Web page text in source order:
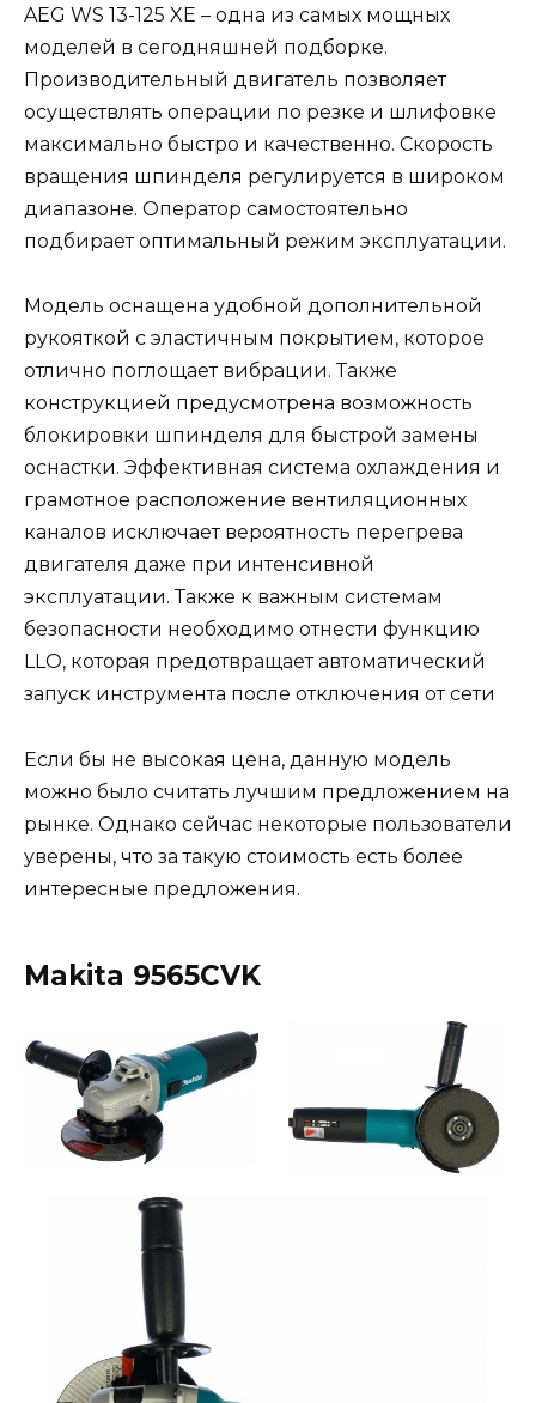
AEG WS 13-125 XE – одна из самых мощных
моделей в сегодняшней подборке.
Производительный двигатель позволяет
осуществлять операции по резке и шлифовке
максимально быстро и качественно. Скорость
вращения шпинделя регулируется в широком
диапазоне. Оператор самостоятельно
подбирает оптимальный режим эксплуатации.
Модель оснащена удобной дополнительной
рукояткой с эластичным покрытием, которое
отлично поглощает вибрации. Также
конструкцией предусмотрена возможность
блокировки шпинделя для быстрой замены
оснастки. Эффективная система охлаждения и
грамотное расположение вентиляционных
каналов исключает вероятность перегрева
двигателя даже при интенсивной
эксплуатации. Также к важным системам
безопасности необходимо отнести функцию
LLO, которая предотвращает автоматический
запуск инструмента после отключения от сети
Если бы не высокая цена, данную модель
можно было считать лучшим предложением на
рынке. Однако сейчас некоторые пользователи
уверены, что за такую стоимость есть более
интересные предложения.
Makita 9565CVK